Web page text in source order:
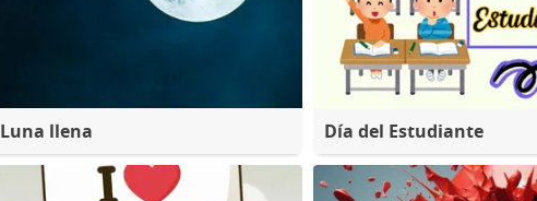
Luna llena Día del Estudiante